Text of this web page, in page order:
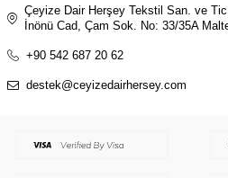
Çeyize Dair Herşey Tekstil San. ve
İnönü Cad, Çam Sok. No: 33/35A
+90 542 687 20 62
destek@ceyizedairhersey.com